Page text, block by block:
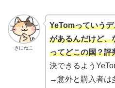
きにねこ
YeTomっていう
があるんだけど、
ってどこの国？評
決できるよう
→意外と購入者は